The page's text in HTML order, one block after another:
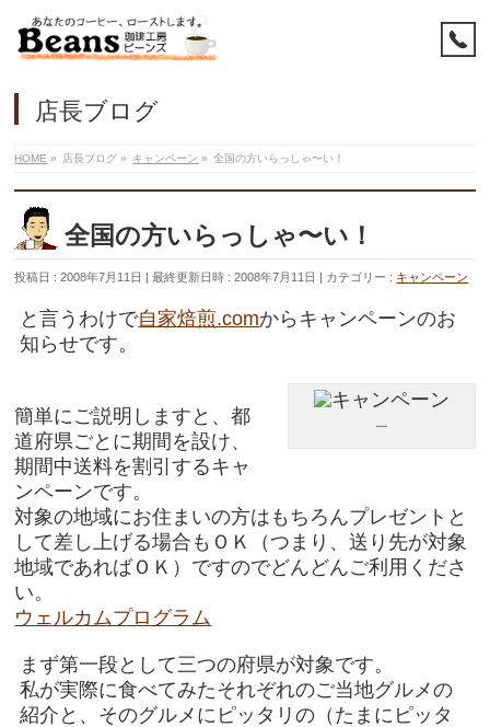
店長ブログ
HOME » 店長ブログ » キャンペーン » 全国の方いらっしゃ〜い！
全国の方いらっしゃ〜い！
投稿日 : 2008年7月11日 最終更新日時 : 2008年7月11日 カテゴリー : キャンペーン
と言うわけで自家焙煎.comからキャンペーンのお
知らせです。
ー
簡単にご説明しますと、都
道府県ごとに期間を設け、
期間中送料を割引するキャ
ンペーンです。
対象の地域にお住まいの方はもちろんプレゼントと
して差し上げる場合もＯＫ（つまり、送り先が対象
地域であればＯＫ）ですのでどんどんご利用くださ
い。
ウェルカムプログラム
まず第一段として三つの府県が対象です。
私が実際に食べてみたそれぞれのご当地グルメの
紹介と、そのグルメにピッタリの（たまにピッタ